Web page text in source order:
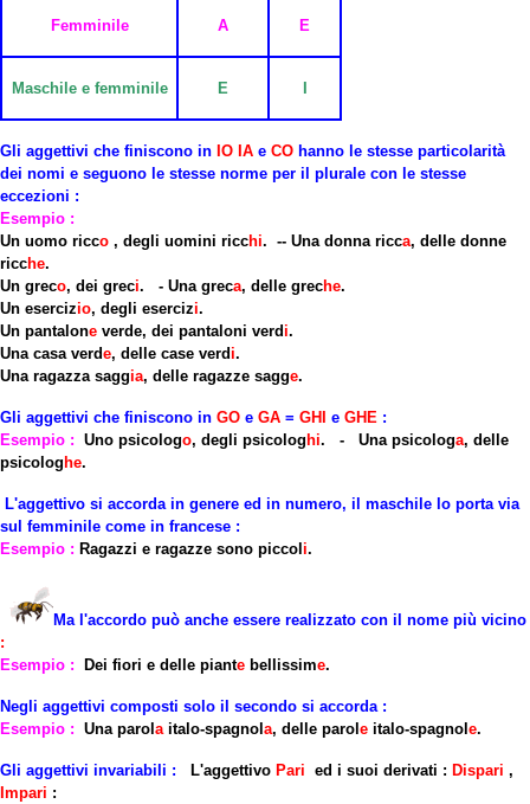
Femminile A E
Maschile e femminile E
Gli aggettivi che finiscono in IO IA e CO hanno le stesse particolarità
dei nomi e seguono le stesse norme per il plurale con le stesse
eccezioni :
Esempio :
Un uomo ricco , degli uomini ricchi. -- Una donna ricca, delle donne
ricche.
Un greco, dei greci. - Una greca, delle greche.
Un esercizio, degli esercizi.
Un pantalone verde, dei pantaloni verdi.
Una casa verde, delle case verdi.
Una ragazza saggia, delle ragazze sagge.
Gli aggettivi che finiscono in GO e GA = GHI e GHE :
Esempio : Uno psicologo, degli psicolog hi. - Una psicologa, delle
psicolog he.
L'aggettivo si accorda in genere ed in numero, il maschile lo porta via
sul femminile come in francese :
Esempio : Ragazzi e ragazze sono piccol i.
Ma l'accordo può anche essere realizzato con il nome più vicino
:
Esempio : Dei fiori e delle piante bellissime.
Negli aggettivi composti solo il secondo si accorda :
Esempio : Una parol a italo-spagnol a, delle parol e italo-spagnol e.
Gli aggettivi invariabili : L'aggettivo Pari ed i suoi derivati : Dispari ,
Impari :